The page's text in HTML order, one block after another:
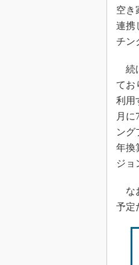
空き
連携
チン
続
てお
利用
月に
ング
年換
ジョ
な
予定